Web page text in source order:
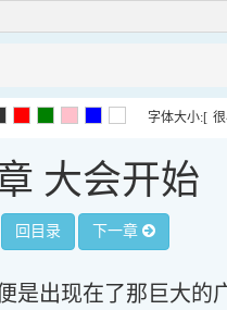
字体大小:[
大会开始
回目录 下一章
出现在了那巨大的